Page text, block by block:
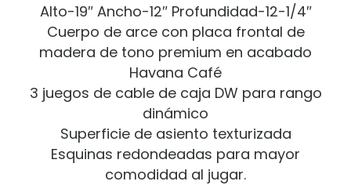
Alto-19″ Ancho-12″ Profundidad-12-1/4″
Cuerpo de arce con placa frontal de
madera de tono premium en acabado
Havana Café
3 juegos de cable de caja DW para rango
dinámico
Superficie de asiento texturizada
Esquinas redondeadas para mayor
comodidad al jugar.